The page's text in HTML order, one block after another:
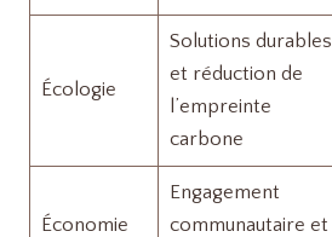
Écologie
Solutions durables
et réduction de
l’empreinte
carbone
Économie
Engagement
communautaire et